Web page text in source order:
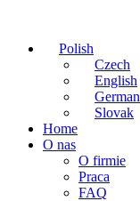
Polish
Czech
English
German
Slovak
Home
O nas
O firmie
Praca
FAQ